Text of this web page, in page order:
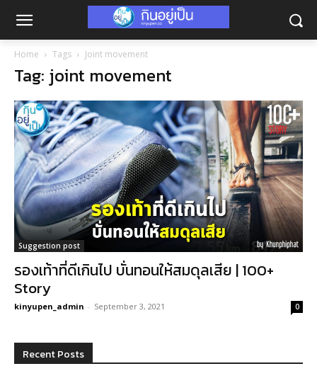
Home Tags Joint movement
Tag: joint movement
Suggestion post
รองเท้าที่ดีเกินไป บั่นทอนให้สมดุลเสีย | 100+
Story
kinyupen_admin - September 3, 2021 0
Recent Posts